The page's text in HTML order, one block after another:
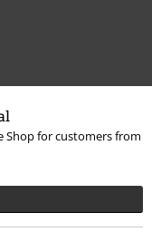
Shop for customers from